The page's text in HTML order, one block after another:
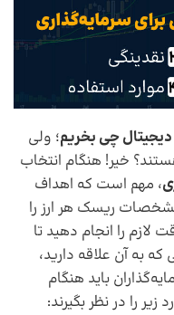
دیجیتال چی بخریم؛ ولی
خیر! هنگام انتخاب
، مهم است که اهداف
ریسک هر ارز را
لازم را انجام دهید تا
به آن علاقه دارید،
باید هنگام
زیر را در نظر بگیرند: